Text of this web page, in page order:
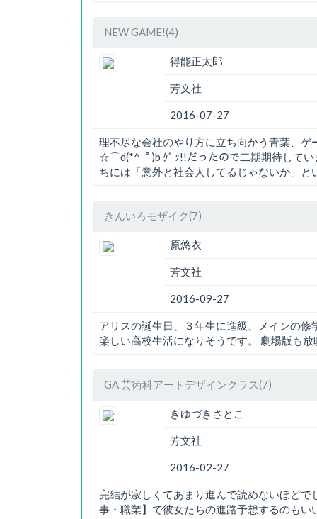
NEW GAME!(4)
得能正太郎
芳文社
2016-07-27
理不尽な会社のやり方に立ち向かう青葉、
☆⌒d(*^ｰﾟ)b ｸﾞｯ!!だったので二期期待してい
ちには「意外と社会人してるじゃないか」と
きんいろモザイク(7)
原悠衣
芳文社
2016-09-27
アリスの誕生日、３年生に進級、メインの
楽しい高校生活になりそうです。 劇場版も
GA 芸術科アートデザインクラス(7)
きゆづきさとこ
芳文社
2016-02-27
完結が寂しくてあまり進んで読めないほど
事・職業】で彼女たちの進路予想するのも